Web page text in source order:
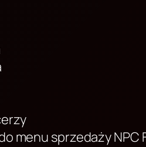
menu sprzedaży NPC